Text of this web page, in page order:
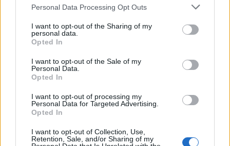
Personal Data Processing Opt Outs
I want to opt-out of the Sharing of my
personal data.
Opted In
I want to opt-out of the Sale of my
Personal Data.
Opted In
I want to opt-out of processing my
Personal Data for Targeted Advertising.
Opted In
I want to opt-out of Collection, Use,
Retention, Sale, and/or Sharing of my
ADV